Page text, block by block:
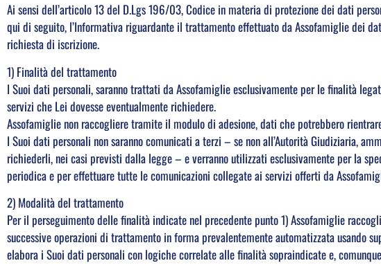
Ai sensi dell’articolo 13 del D.Lgs 196/03, Codice in materia di protezione dei dati
qui di seguito, l’Informativa riguardante il trattamento effettuato da Assofamiglie dei
richiesta di iscrizione.
1) Finalità del trattamento
I Suoi dati personali, saranno trattati da Assofamiglie esclusivamente per le finalità
servizi che Lei dovesse eventualmente richiedere.
Assofamiglie non raccogliere tramite il modulo di adesione, dati che potrebbero
I Suoi dati personali non saranno comunicati a terzi – se non all’Autorità Giudiziaria,
richiederli, nei casi previsti dalla legge – e verranno utilizzati esclusivamente per la
periodica e per effettuare tutte le comunicazioni collegate ai servizi offerti da
2) Modalità del trattamento
Per il perseguimento delle finalità indicate nel precedente punto 1) Assofamiglie
successive operazioni di trattamento in forma prevalentemente automatizzata usando
elabora i Suoi dati personali con logiche correlate alle finalità sopraindicate e,